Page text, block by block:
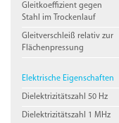
Gleitkoeffizient gegen
Stahl im Trockenlauf
Gleitverschleiß relativ zur
Flächenpressung
Elektrische Eigenschaften
Dielektrizitätszahl 50 Hz
Dielektrizitätszahl 1 MHz